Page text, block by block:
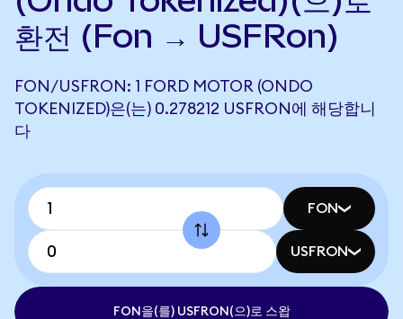
환전 (Fon → USFRon)
FON/USFRON: 1 FORD MOTOR (ONDO
TOKENIZED)은(는) 0.278212 USFRON에 해당합니
다
FON
USFRON
FON을(를) USFRON(으)로 스왑